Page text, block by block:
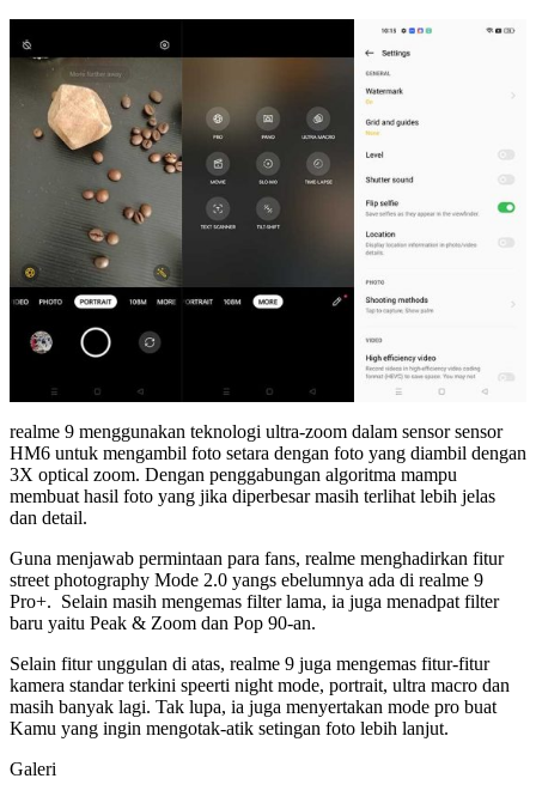
realme 9 menggunakan teknologi ultra-zoom dalam sensor sensor
HM6 untuk mengambil foto setara dengan foto yang diambil dengan
3X optical zoom. Dengan penggabungan algoritma mampu
membuat hasil foto yang jika diperbesar masih terlihat lebih jelas
dan detail.
Guna menjawab permintaan para fans, realme menghadirkan fitur
street photography Mode 2.0 yangs ebelumnya ada di realme 9
Pro+. Selain masih mengemas filter lama, ia juga menadpat filter
baru yaitu Peak & Zoom dan Pop 90-an.
Selain fitur unggulan di atas, realme 9 juga mengemas fitur-fitur
kamera standar terkini speerti night mode, portrait, ultra macro dan
masih banyak lagi. Tak lupa, ia juga menyertakan mode pro buat
Kamu yang ingin mengotak-atik setingan foto lebih lanjut.
Galeri